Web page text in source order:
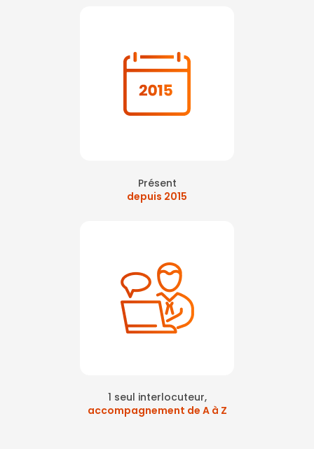
Présent
depuis 2015
1 seul interlocuteur,
accompagnement de A à Z